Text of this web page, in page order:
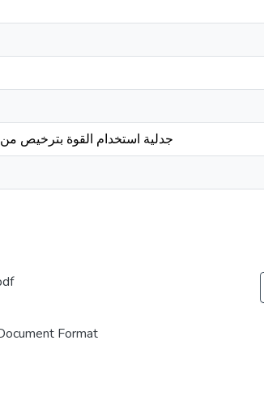
جدلية استخدام القوة بترخيص
Format